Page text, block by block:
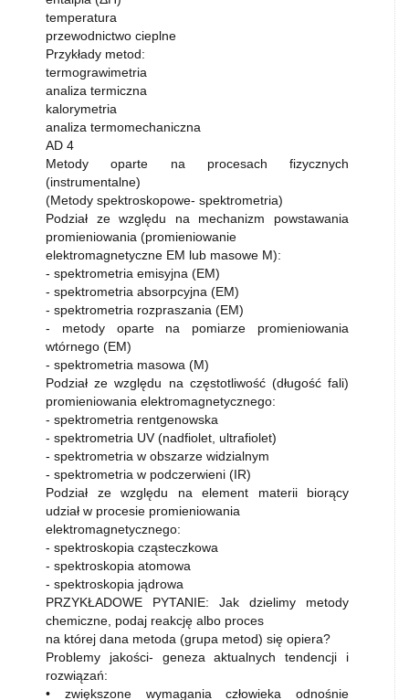
temperatura
przewodnictwo cieplne
Przykłady metod:
termograwimetria
analiza termiczna
kalorymetria
analiza termomechaniczna
AD 4
Metody oparte na procesach fizycznych
(instrumentalne)
(Metody spektroskopowe- spektrometria)
Podział ze względu na mechanizm powstawania
promieniowania (promieniowanie
elektromagnetyczne EM lub masowe M):
- spektrometria emisyjna (EM)
- spektrometria absorpcyjna (EM)
- spektrometria rozpraszania (EM)
- metody oparte na pomiarze promieniowania
wtórnego (EM)
- spektrometria masowa (M)
Podział ze względu na częstotliwość (długość fali)
promieniowania elektromagnetycznego:
- spektrometria rentgenowska
- spektrometria UV (nadfiolet, ultrafiolet)
- spektrometria w obszarze widzialnym
- spektrometria w podczerwieni (IR)
Podział ze względu na element materii biorący
udział w procesie promieniowania
elektromagnetycznego:
- spektroskopia cząsteczkowa
- spektroskopia atomowa
- spektroskopia jądrowa
PRZYKŁADOWE PYTANIE: Jak dzielimy metody
chemiczne, podaj reakcję albo proces
na której dana metoda (grupa metod) się opiera?
Problemy jakości- geneza aktualnych tendencji i
rozwiązań:
• zwiększone wymagania człowieka odnośnie